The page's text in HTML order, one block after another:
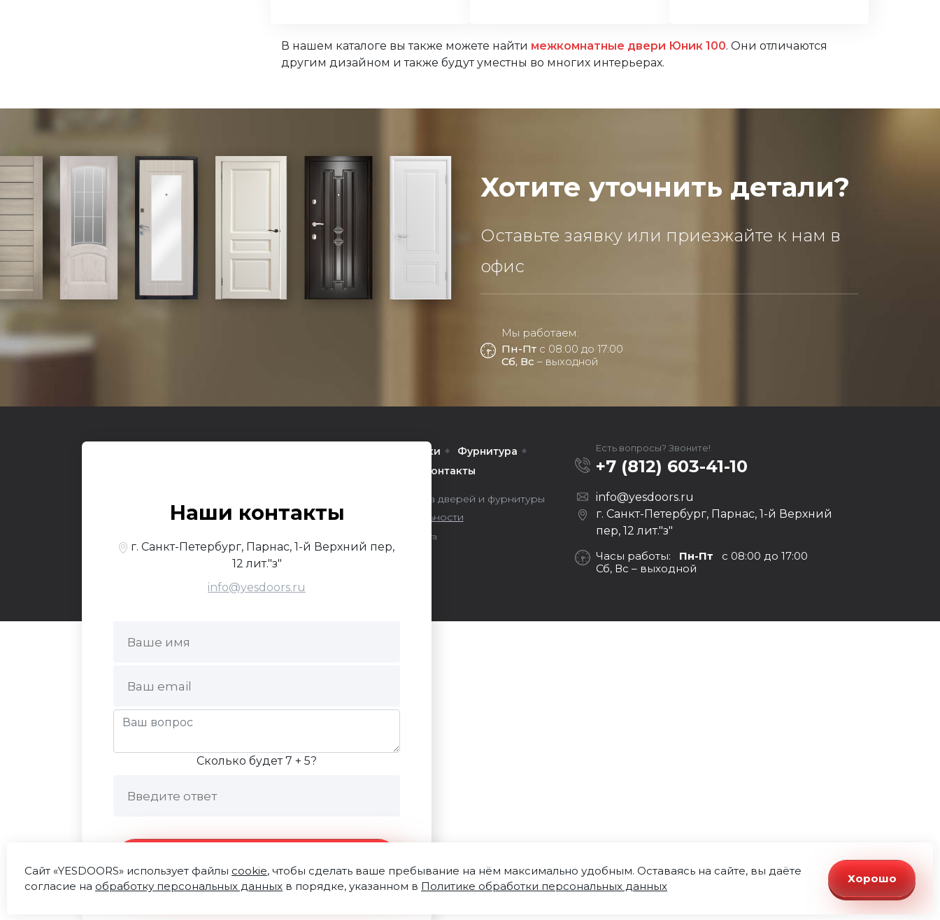
В нашем каталоге вы также можете найти межкомнатные двери Юник 100. Они отличаются
другим дизайном и также будут уместны во многих интерьерах.
Хотите уточнить детали?
Оставьте заявку или приезжайте к нам в
офис
Мы работаем:
Пн-Пт с 08:00 до 17:00
Сб, Вс – выходной
Наши контакты
г. Санкт-Петербург, Парнас, 1-й Верхний пер,
12 лит."з"
info@yesdoors.ru
Сколько будет 7 + 5?
Арки
Фурнитура
Контакты
Yesdoors — оптовая продажа дверей и фурнитуры
Политика конфиденциальности
Продвижение сайта
Darvin Studio
Есть вопросы? Звоните!
+7 (812) 603-41-10
info@yesdoors.ru
г. Санкт-Петербург, Парнас, 1-й Верхний
пер, 12 лит."з"
Часы работы: Пн-Пт с 08:00 до 17:00
Сб, Вс – выходной
Сайт «YESDOORS» использует файлы cookie, чтобы сделать ваше пребывание на нём максимально удобным. Оставаясь на сайте, вы даёте
согласие на обработку персональных данных в порядке, указанном в Политике обработки персональных данных
Хорошо